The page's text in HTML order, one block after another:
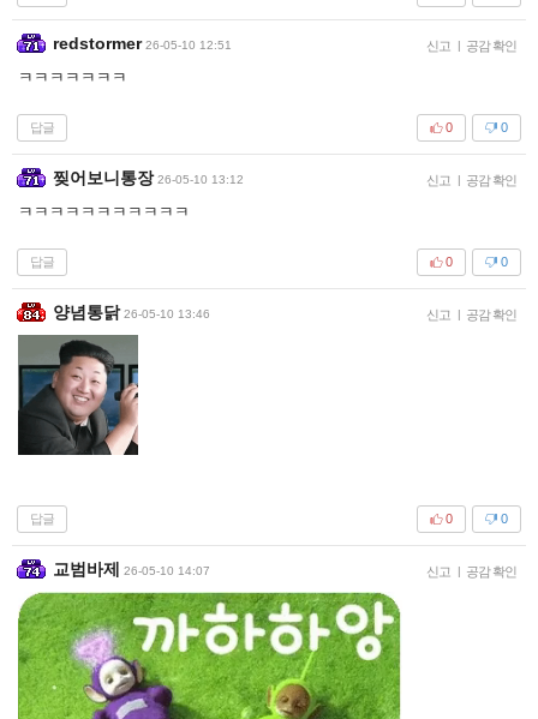
redstormer 26-05-10 12:51 신고 | 공감 확인
ㅋㅋㅋㅋㅋㅋㅋ
답글 0
0
찢어보니통장 26-05-10 13:12 신고 | 공감 확인
ㅋㅋㅋㅋㅋㅋㅋㅋㅋㅋㅋ
답글 0
0
양념통닭 26-05-10 13:46 신고 | 공감 확인
답글 0
0
교범바제 26-05-10 14:07 신고 | 공감 확인